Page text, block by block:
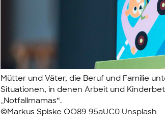
Mütter und Väter, die Beruf und Familie
Situationen, in denen Arbeit und
„Notfallmamas“.
©Markus Spiske OO89 95aUC0 Unsplash